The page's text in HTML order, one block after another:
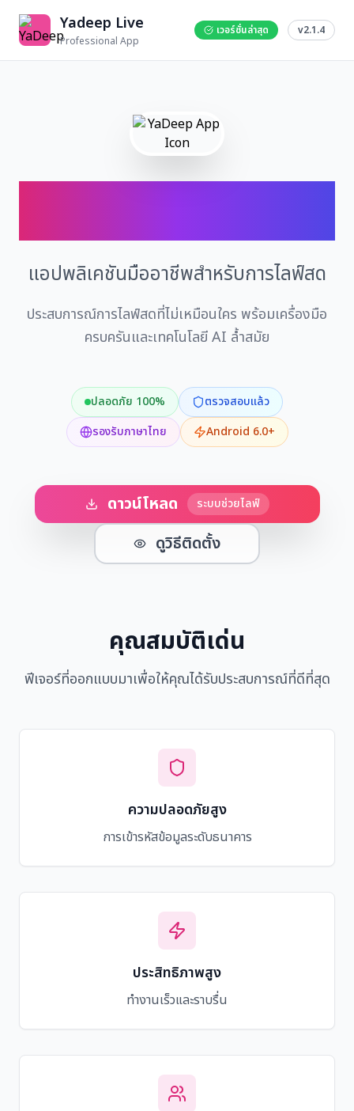
Yadeep Live
Professional App
เวอร์ชั่นล่าสุด v2.1.4
แอปพลิเคชันมืออาชีพสำหรับการไลฟ์สด
ประสบการณ์การไลฟ์สดที่ไม่เหมือนใคร พร้อมเครื่องมือ
ครบครันและเทคโนโลยี AI ล้ำสมัย
ปลอดภัย 100%
ตรวจสอบแล้ว
รองรับภาษาไทย
Android 6.0+
ดาวน์โหลด ระบบช่วยไลฟ์
ดูวิธีติดตั้ง
คุณสมบัติเด่น
ฟีเจอร์ที่ออกแบบมาเพื่อให้คุณได้รับประสบการณ์ที่ดีที่สุด
ความปลอดภัยสูง
การเข้ารหัสข้อมูลระดับธนาคาร
ประสิทธิภาพสูง
ทำงานเร็วและราบรื่น